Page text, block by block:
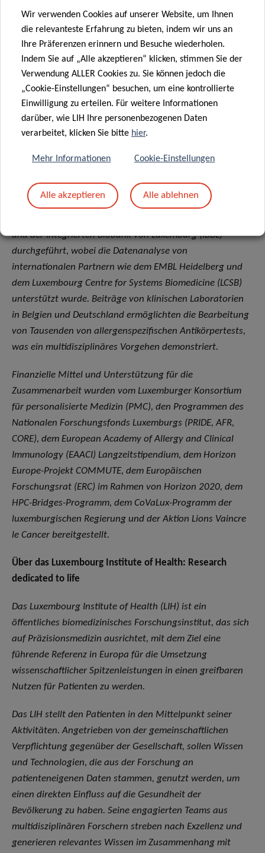
veröffentlicht:“Multiomics approaches disclose very-
early molecular and cellular switches during insect-
Finanzierung und Kooperationen
Diese Studie, die bei ClinicalTrials.gov registriert ist, wurde
in Zusammenarbeit mit dem Centre Hospitalier de
Luxembourg (CHL) durchgeführt, wo Patienten rekrutiert
Standardprotokollen behandelt wurden. Die Erstellung
von Immunprofilen und die Probenanalyse wurden von
und der Integrierten Biobank von Luxemburg (IBBL)
durchgeführt, wobei die Datenanalyse von
internationalen Partnern wie dem EMBL Heidelberg und
dem Luxembourg Centre for Systems Biomedicine (LCSB)
unterstützt wurde. Beiträge von klinischen Laboratorien
in Belgien und Deutschland ermöglichten die Bearbeitung
von Tausenden von allergenspezifischen Antikörpertests,
was ein multidisziplinäres Vorgehen demonstriert.
Finanzielle Mittel und Unterstützung für die
Zusammenarbeit wurden vom Luxemburger Konsortium
für personalisierte Medizin (PMC), den Programmen des
Nationalen Forschungsfonds Luxemburgs (PRIDE, AFR,
CORE), dem European Academy of Allergy and Clinical
Immunology (EAACI) Langzeitstipendium, dem Horizon
Europe-Projekt COMMUTE, dem Europäischen
Forschungsrat (ERC) im Rahmen von Horizon 2020, dem
HPC-Bridges-Programm, dem CoVaLux-Programm der
luxemburgischen Regierung und der Aktion Lions Vaincre
le Cancer bereitgestellt.
Über das Luxembourg Institute of Health: Research
dedicated to life
Das Luxembourg Institute of Health (LIH) ist ein
öffentliches biomedizinisches Forschungsinstitut, das sich
auf Präzisionsmedizin ausrichtet, mit dem Ziel eine
führende Referenz in Europa für die Umsetzung
wissenschaftlicher Spitzenleistungen in einen greifbaren
Nutzen für Patienten zu werden.
Das LIH stellt den Patienten in den Mittelpunkt seiner
Aktivitäten. Angetrieben von der gemeinschaftlichen
Verpflichtung gegenüber der Gesellschaft, sollen Wissen
und Technologien, die aus der Forschung an
patienteneigenen Daten stammen, genutzt werden, um
einen direkten Einfluss auf die Gesundheit der
Bevölkerung zu haben. Seine engagierten Teams aus
multidisziplinären Forschern streben nach Exzellenz und
generieren relevantes Wissen im Zusammenhang mit
Wir verwenden Cookies auf unserer Website, um Ihnen
die relevanteste Erfahrung zu bieten, indem wir uns an
Ihre Präferenzen erinnern und Besuche wiederholen.
Indem Sie auf „Alle akzeptieren“ klicken, stimmen Sie der
Verwendung ALLER Cookies zu. Sie können jedoch die
„Cookie-Einstellungen“ besuchen, um eine kontrollierte
Einwilligung zu erteilen. Für weitere Informationen
darüber, wie LIH Ihre personenbezogenen Daten
verarbeitet, klicken Sie bitte hier.
Mehr Informationen Cookie-Einstellungen
Alle akzeptieren Alle ablehnen